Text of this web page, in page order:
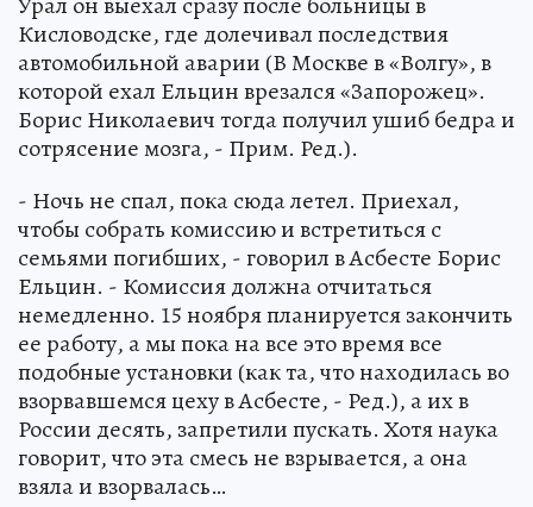
Кисловодске, где долечивал последствия
автомобильной аварии (В Москве в «Волгу», в
которой ехал Ельцин врезался «Запорожец».
Борис Николаевич тогда получил ушиб бедра и
сотрясение мозга, - Прим. Ред.).
- Ночь не спал, пока сюда летел. Приехал,
чтобы собрать комиссию и встретиться с
семьями погибших, - говорил в Асбесте Борис
Ельцин. - Комиссия должна отчитаться
немедленно. 15 ноября планируется закончить
ее работу, а мы пока на все это время все
подобные установки (как та, что находилась во
взорвавшемся цеху в Асбесте, - Ред.), а их в
России десять, запретили пускать. Хотя наука
говорит, что эта смесь не взрывается, а она
взяла и взорвалась…